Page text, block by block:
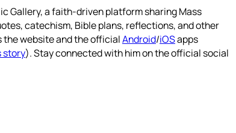
Gallery, a faith-driven platform sharing Mass
catechism, Bible plans, reflections, and other
the website and the officialAndroid/iOSapps
story). Stay connected with him on the official social